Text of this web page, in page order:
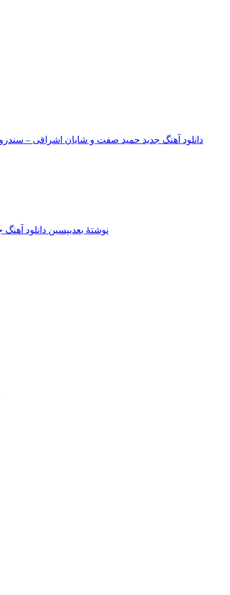
دانلود آهنگ جدید حمید صفت و شایان اشراقی –
نوشته‌ٔ بعدیپسین دانلود